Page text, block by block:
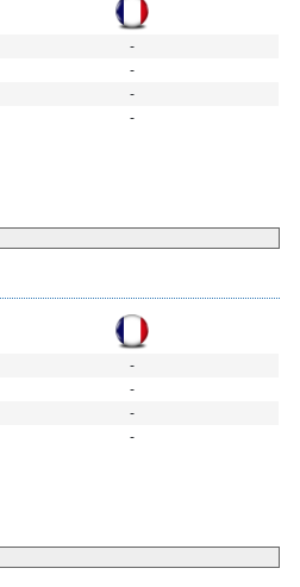
-
-
-
-
-
-
-
-